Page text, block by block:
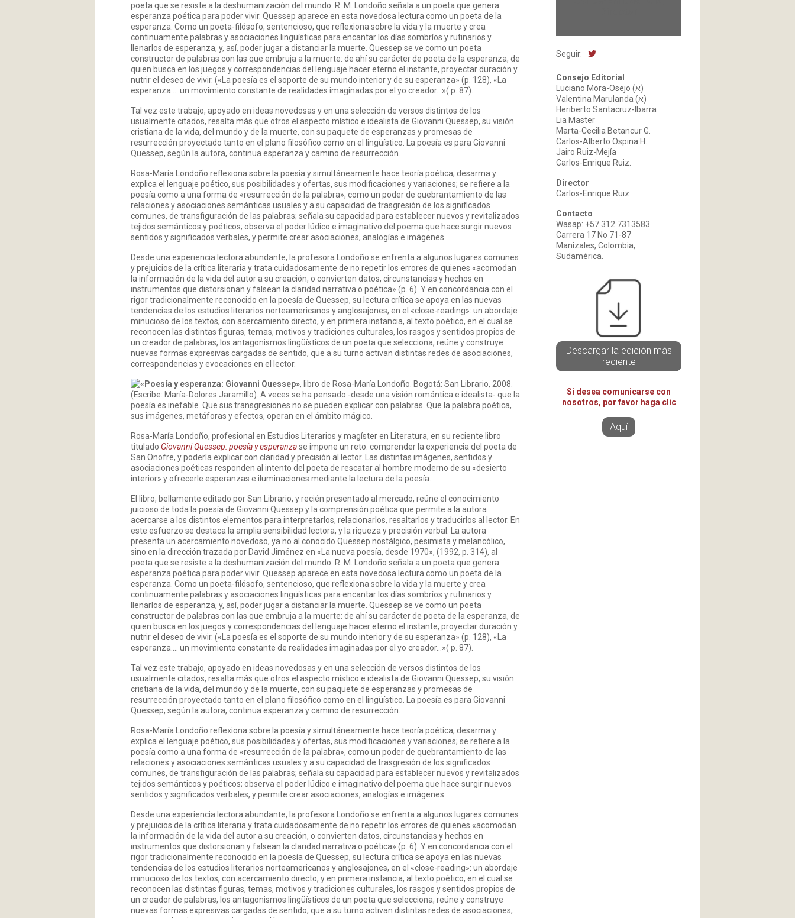
poeta que se resiste a la deshumanización del mundo. R. M. Londoño señala a un poeta que genera
esperanza poética para poder vivir. Quessep aparece en esta novedosa lectura como un poeta de la
esperanza. Como un poeta-filósofo, sentencioso, que reflexiona sobre la vida y la muerte y crea
continuamente palabras y asociaciones lingüísticas para encantar los días sombríos y rutinarios y
llenarlos de esperanza, y, así, poder jugar a distanciar la muerte. Quessep se ve como un poeta
constructor de palabras con las que embruja a la muerte: de ahí su carácter de poeta de la esperanza, de
quien busca en los juegos y correspondencias del lenguaje hacer eterno el instante, proyectar duración y
nutrir el deseo de vivir. («La poesía es el soporte de su mundo interior y de su esperanza» (p. 128), «La
esperanza…. un movimiento constante de realidades imaginadas por el yo creador…»( p. 87).
Tal vez este trabajo, apoyado en ideas novedosas y en una selección de versos distintos de los
usualmente citados, resalta más que otros el aspecto místico e idealista de Giovanni Quessep, su visión
cristiana de la vida, del mundo y de la muerte, con su paquete de esperanzas y promesas de
resurrección proyectado tanto en el plano filosófico como en el lingüístico. La poesía es para Giovanni
Quessep, según la autora, continua esperanza y camino de resurrección.
Rosa-María Londoño reflexiona sobre la poesía y simultáneamente hace teoría poética; desarma y
explica el lenguaje poético, sus posibilidades y ofertas, sus modificaciones y variaciones; se refiere a la
poesía como a una forma de «resurrección de la palabra», como un poder de quebrantamiento de las
relaciones y asociaciones semánticas usuales y a su capacidad de trasgresión de los significados
comunes, de transfiguración de las palabras; señala su capacidad para establecer nuevos y revitalizados
tejidos semánticos y poéticos; observa el poder lúdico e imaginativo del poema que hace surgir nuevos
sentidos y significados verbales, y permite crear asociaciones, analogías e imágenes.
Desde una experiencia lectora abundante, la profesora Londoño se enfrenta a algunos lugares comunes
y prejuicios de la crítica literaria y trata cuidadosamente de no repetir los errores de quienes «acomodan
la información de la vida del autor a su creación, o convierten datos, circunstancias y hechos en
instrumentos que distorsionan y falsean la claridad narrativa o poética» (p. 6). Y en concordancia con el
rigor tradicionalmente reconocido en la poesía de Quessep, su lectura crítica se apoya en las nuevas
tendencias de los estudios literarios norteamericanos y anglosajones, en el «close-reading»: un abordaje
minucioso de los textos, con acercamiento directo, y en primera instancia, al texto poético, en el cual se
reconocen las distintas figuras, temas, motivos y tradiciones culturales, los rasgos y sentidos propios de
un creador de palabras, los antagonismos lingüísticos de un poeta que selecciona, reúne y construye
nuevas formas expresivas cargadas de sentido, que a su turno activan distintas redes de asociaciones,
correspondencias y evocaciones en el lector.
«Poesía y esperanza: Giovanni Quessep», libro de Rosa-María Londoño. Bogotá: San Librario, 2008.
(Escribe: María-Dolores Jaramillo). A veces se ha pensado -desde una visión romántica e idealista- que la
poesía es inefable. Que sus transgresiones no se pueden explicar con palabras. Que la palabra poética,
sus imágenes, metáforas y efectos, operan en el ámbito mágico.
Rosa-María Londoño, profesional en Estudios Literarios y magíster en Literatura, en su reciente libro
titulado Giovanni Quessep: poesía y esperanzase impone un reto: comprender la experiencia del poeta de
San Onofre, y poderla explicar con claridad y precisión al lector. Las distintas imágenes, sentidos y
asociaciones poéticas responden al intento del poeta de rescatar al hombre moderno de su «desierto
interior» y ofrecerle esperanzas e iluminaciones mediante la lectura de la poesía.
El libro, bellamente editado por San Librario, y recién presentado al mercado, reúne el conocimiento
juicioso de toda la poesía de Giovanni Quessep y la comprensión poética que permite a la autora
acercarse a los distintos elementos para interpretarlos, relacionarlos, resaltarlos y traducirlos al lector. En
este esfuerzo se destaca la amplia sensibilidad lectora, y la riqueza y precisión verbal. La autora
presenta un acercamiento novedoso, ya no al conocido Quessep nostálgico, pesimista y melancólico,
sino en la dirección trazada por David Jiménez en «La nueva poesía, desde 1970», (1992, p. 314), al
poeta que se resiste a la deshumanización del mundo. R. M. Londoño señala a un poeta que genera
esperanza poética para poder vivir. Quessep aparece en esta novedosa lectura como un poeta de la
esperanza. Como un poeta-filósofo, sentencioso, que reflexiona sobre la vida y la muerte y crea
continuamente palabras y asociaciones lingüísticas para encantar los días sombríos y rutinarios y
llenarlos de esperanza, y, así, poder jugar a distanciar la muerte. Quessep se ve como un poeta
constructor de palabras con las que embruja a la muerte: de ahí su carácter de poeta de la esperanza, de
quien busca en los juegos y correspondencias del lenguaje hacer eterno el instante, proyectar duración y
nutrir el deseo de vivir. («La poesía es el soporte de su mundo interior y de su esperanza» (p. 128), «La
esperanza…. un movimiento constante de realidades imaginadas por el yo creador…»( p. 87).
Tal vez este trabajo, apoyado en ideas novedosas y en una selección de versos distintos de los
usualmente citados, resalta más que otros el aspecto místico e idealista de Giovanni Quessep, su visión
cristiana de la vida, del mundo y de la muerte, con su paquete de esperanzas y promesas de
resurrección proyectado tanto en el plano filosófico como en el lingüístico. La poesía es para Giovanni
Quessep, según la autora, continua esperanza y camino de resurrección.
Rosa-María Londoño reflexiona sobre la poesía y simultáneamente hace teoría poética; desarma y
explica el lenguaje poético, sus posibilidades y ofertas, sus modificaciones y variaciones; se refiere a la
poesía como a una forma de «resurrección de la palabra», como un poder de quebrantamiento de las
relaciones y asociaciones semánticas usuales y a su capacidad de trasgresión de los significados
comunes, de transfiguración de las palabras; señala su capacidad para establecer nuevos y revitalizados
tejidos semánticos y poéticos; observa el poder lúdico e imaginativo del poema que hace surgir nuevos
sentidos y significados verbales, y permite crear asociaciones, analogías e imágenes.
Desde una experiencia lectora abundante, la profesora Londoño se enfrenta a algunos lugares comunes
y prejuicios de la crítica literaria y trata cuidadosamente de no repetir los errores de quienes «acomodan
la información de la vida del autor a su creación, o convierten datos, circunstancias y hechos en
instrumentos que distorsionan y falsean la claridad narrativa o poética» (p. 6). Y en concordancia con el
rigor tradicionalmente reconocido en la poesía de Quessep, su lectura crítica se apoya en las nuevas
tendencias de los estudios literarios norteamericanos y anglosajones, en el «close-reading»: un abordaje
minucioso de los textos, con acercamiento directo, y en primera instancia, al texto poético, en el cual se
reconocen las distintas figuras, temas, motivos y tradiciones culturales, los rasgos y sentidos propios de
un creador de palabras, los antagonismos lingüísticos de un poeta que selecciona, reúne y construye
nuevas formas expresivas cargadas de sentido, que a su turno activan distintas redes de asociaciones,
Seguir:
Consejo Editorial
Luciano Mora-Osejo (א)
Valentina Marulanda (א)
Heriberto Santacruz-Ibarra
Lia Master
Marta-Cecilia Betancur G.
Carlos-Alberto Ospina H.
Jairo Ruiz-Mejía
Carlos-Enrique Ruiz.
Director
Carlos-Enrique Ruiz
Contacto
Wasap: +57 312 7313583
Carrera 17 No 71-87
Manizales, Colombia,
Sudamérica.
Descargar la edición más
reciente
Si desea comunicarse con
nosotros, por favor haga clic
Aquí